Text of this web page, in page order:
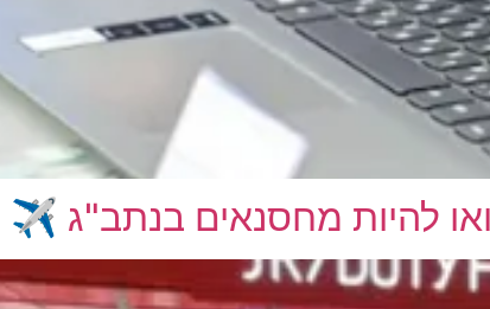
להיות מחסנאים בנתב"ג ✈️